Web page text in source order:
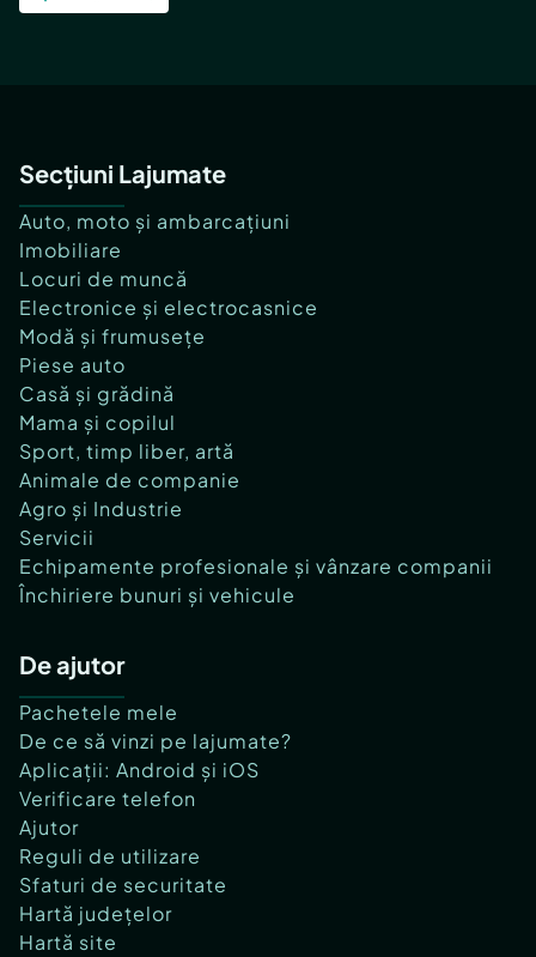
Secțiuni Lajumate
Auto, moto și ambarcațiuni
Imobiliare
Locuri de muncă
Electronice și electrocasnice
Modă și frumusețe
Piese auto
Casă și grădină
Mama și copilul
Sport, timp liber, artă
Animale de companie
Agro și Industrie
Servicii
Echipamente profesionale și vânzare companii
Închiriere bunuri și vehicule
De ajutor
Pachetele mele
De ce să vinzi pe lajumate?
Aplicații: Android și iOS
Verificare telefon
Ajutor
Reguli de utilizare
Sfaturi de securitate
Hartă județelor
Hartă site